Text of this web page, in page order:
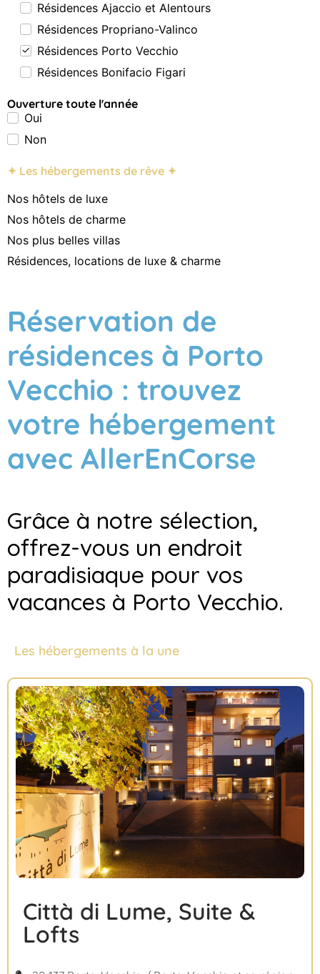
Résidences Ajaccio et Alentours
Résidences Propriano-Valinco
Résidences Porto Vecchio
Résidences Bonifacio Figari
Ouverture toute l'année
Oui
Non
✦ Les hébergements de rêve ✦
Nos hôtels de luxe
Nos hôtels de charme
Nos plus belles villas
Résidences, locations de luxe & charme
Réservation de
résidences à Porto
Vecchio : trouvez
votre hébergement
avec AllerEnCorse
Grâce à notre sélection,
offrez-vous un endroit
paradisiaque pour vos
vacances à Porto Vecchio.
Les hébergements à la une
Città di Lume, Suite &
Lofts